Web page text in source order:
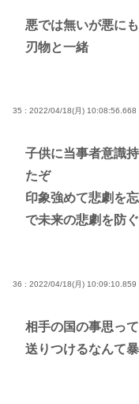
悪では無いが悪に
刃物と一緒
35 : 2022/04/18(月) 10:08:56.668
子供に当事者意識
たぞ
印象強めて悲劇を
で未来の悲劇を防
36 : 2022/04/18(月) 10:09:10.859
相手の国の事思っ
送りつけるなんて